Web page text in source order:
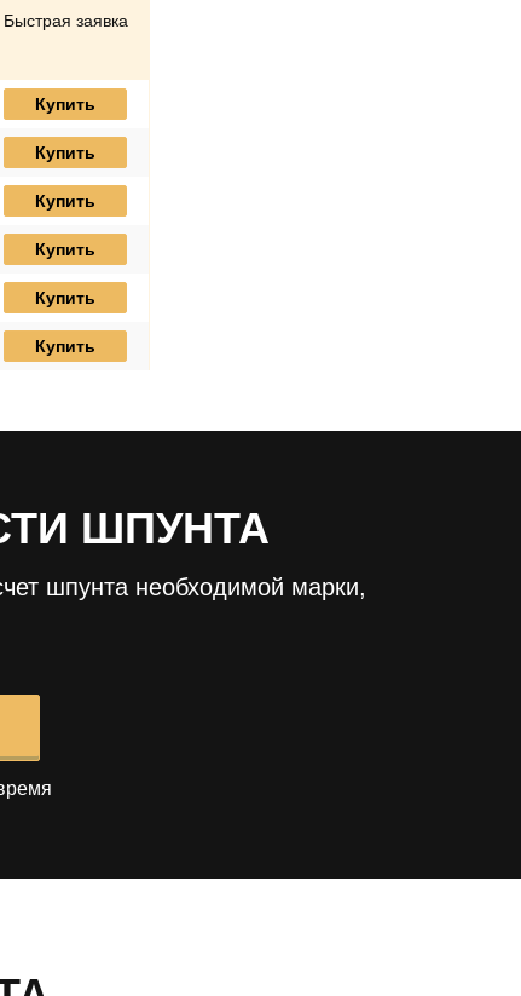
Быстрая заявка
Купить
Купить
Купить
Купить
Купить
Купить
ШПУНТА
шпунта необходимой марки,